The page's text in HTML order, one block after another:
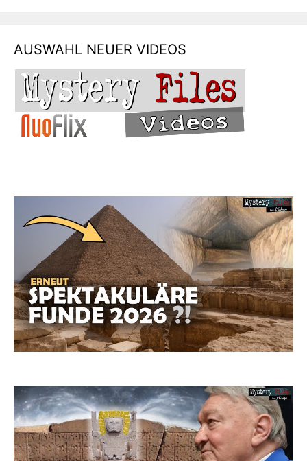
AUSWAHL NEUER VIDEOS